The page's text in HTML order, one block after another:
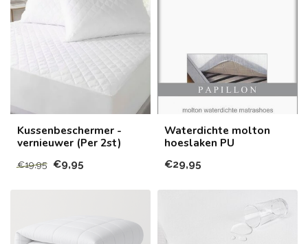
Kussenbeschermer -
vernieuwer (Per 2st)
€19,95 €9,95
Waterdichte molton
hoeslaken PU
€29,95